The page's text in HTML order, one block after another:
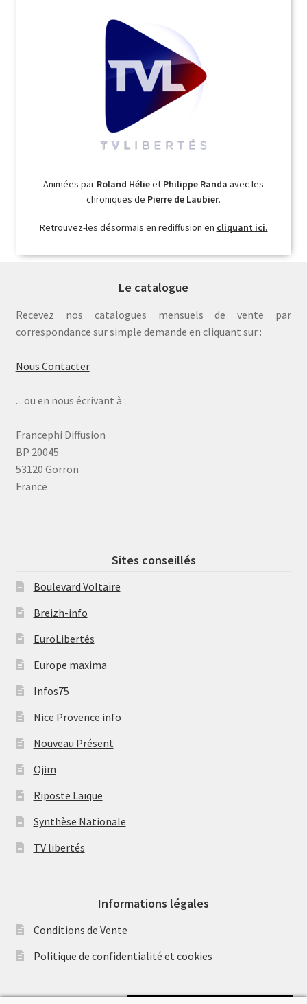
Animées par Roland Hélieet Philippe Randa avec les
chroniques de Pierre de Laubier.
Retrouvez-les désormais en rediffusion en cliquant ici.
Le catalogue
Recevez nos catalogues mensuels de vente par
correspondance sur simple demande en cliquant sur :
Nous Contacter
... ou en nous écrivant à :
Francephi Diffusion
BP 20045
53120 Gorron
France
Sites conseillés
Boulevard Voltaire
Breizh-info
EuroLibertés
Europe maxima
Infos75
Nice Provence info
Nouveau Présent
Ojim
Riposte Laïque
Synthèse Nationale
TV libertés
Informations légales
Conditions de Vente
Politique de confidentialité et cookies